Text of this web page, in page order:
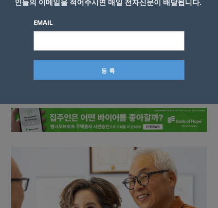
인들의 이메일을 적어주시면 매일 전자신문이 배달됩니다.
EMAIL